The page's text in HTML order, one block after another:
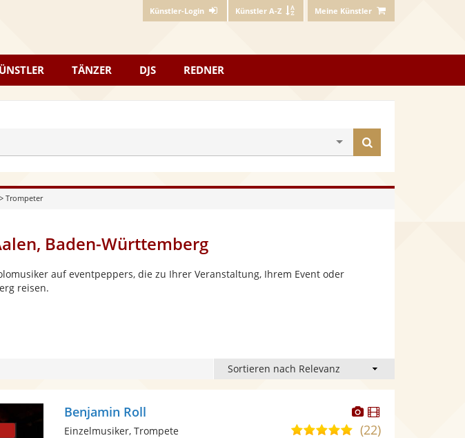
Künstler-Login Künstler A-Z Meine Künstler
TÄNZER DJS REDNER
finden
Trompeter
Baden-Württemberg
auf eventpeppers, die zu Ihrer Veranstaltung, Ihrem Event oder
reisen.
Dieser
Künstler
Dieser
Künstler
Benjamin Roll
5,0(22)
Einzelmusiker, Trompete